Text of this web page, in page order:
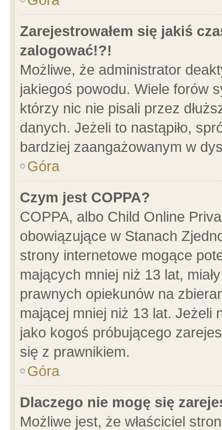
Zarejestrowałem się jakiś
zalogować!?!
Możliwe, że administrator
jakiegoś powodu. Wiele forów
którzy nic nie pisali przez
danych. Jeżeli to nastąpiło,
bardziej zaangażowanym w
Góra
Czym jest COPPA?
COPPA, albo Child Online
obowiązujące w Stanach
strony internetowe mogące
mających mniej niż 13 lat,
prawnych opiekunów na
mającej mniej niż 13 lat. Jeżeli
jako kogoś próbującego
się z prawnikiem.
Góra
Dlaczego nie mogę się
Możliwe jest, że właściciel